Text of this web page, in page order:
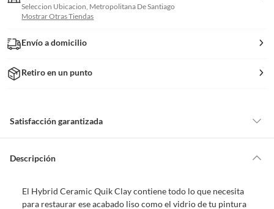
Seleccion Ubicacion, Metropolitana De Santiago
Mostrar Otras Tiendas
Envío a domicilio
Retiro en un punto
Satisfacción garantizada
de la compra.
comprado por internet y que hay ciertas categorías que no tienen este
derecho:
Descripción
El Hybrid Ceramic Quik Clay contiene todo lo que necesita
para restaurar ese acabado liso como el vidrio de tu pintura